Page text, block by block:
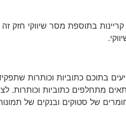
קריינות בתוספת מסר שיווקי
בתוכם כתוביות וכותרות
מתחלפים כתוביות וכותרות.
של סטוקים ובנקים של